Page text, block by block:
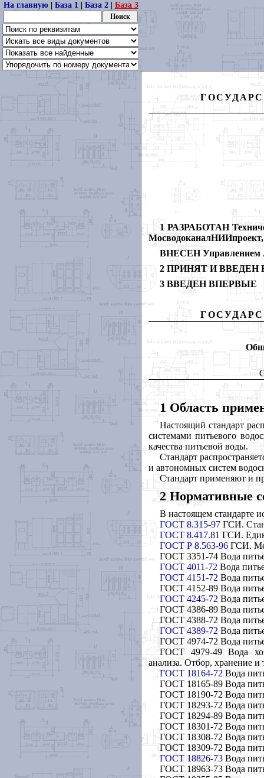
На главную| База 1| База 2| База 3
1 РАЗРАБОТАН
ВНЕСЕН Управлением
2 ПРИНЯТ И ВВЕДЕН В
3 ВВЕДЕН ВПЕРВЫЕ
1 Область
Настоящий стандарт
системами питьевого
качества питьевой воды.
Стандарт
и автономных систем
Стандарт применяют и
2 Нормативные
В настоящем стандарте
ГОСТ 8.315-97ГСИ.
ГОСТ 8.417.81 ГСИ.
ГОСТ Р 8.563-96ГСИ.
ГОСТ 3351-74 Вода
ГОСТ 4011-72 Вода
ГОСТ 4151-72 Вода
ГОСТ 4152-89 Вода
ГОСТ 4245-72 Вода
ГОСТ 4386-89 Вода
ГОСТ 4388-72 Вода
ГОСТ 4389-72 Вода
ГОСТ 4974-72 Вода
ГОСТ 4979-49 Вода
анализа. Отбор, хранение и
ГОСТ 18164-72 Вода
ГОСТ 18165-89 Вода
ГОСТ 18190-72 Вода
ГОСТ 18293-72 Вода
ГОСТ 18294-89 Вода
ГОСТ 18301-72 Вода
ГОСТ 18308-72 Вода
ГОСТ 18309-72 Вода
ГОСТ 18826-73Вода
ГОСТ 18963-73 Вода